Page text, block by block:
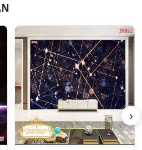
›